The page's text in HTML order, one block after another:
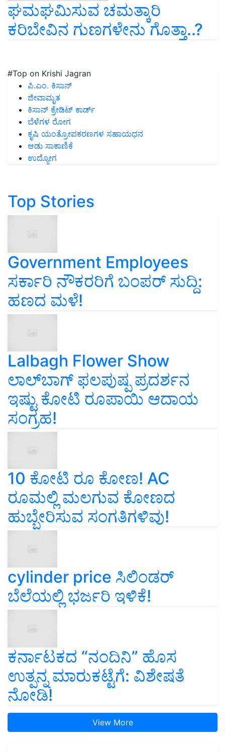
ಘಮಘಮಿಸುವ ಚಮತ್ಕಾರಿ
ಕರಿಬೇವಿನ ಗುಣಗಳೇನು ಗೊತ್ತಾ..?
#Top on Krishi Jagran
ಪಿ.ಎಂ. ಕಿಸಾನ್
ಜೀವಾಮೃತ
ಕಿಸಾನ್ ಕ್ರೇಡಿಟ್ ಕಾರ್ಡ್
ಬೆಳೆಗಳ ರೋಗ
ಕೃಷಿ ಯಂತ್ರೋಪಕರಣಗಳ ಸಹಾಯಧನ
ಆಡು ಸಾಕಾಣಿಕೆ
ಉದ್ಯೋಗ
Top Stories
Government Employees
ಸರ್ಕಾರಿ ನೌಕರರಿಗೆ ಬಂಪರ್‌ ಸುದ್ದಿ:
ಹಣದ ಮಳೆ!
Lalbagh Flower Show
ಲಾಲ್‌ಬಾಗ್ ಫಲಪುಷ್ಪ ಪ್ರದರ್ಶನ
ಇಷ್ಟು ಕೋಟಿ ರೂಪಾಯಿ ಆದಾಯ
ಸಂಗ್ರಹ!
10 ಕೋಟಿ ರೂ ಕೋಣ! AC
ರೂಮಲ್ಲಿ ಮಲಗುವ ಕೋಣದ
ಹುಬ್ಬೇರಿಸುವ ಸಂಗತಿಗಳಿವು!
cylinder price ಸಿಲಿಂಡರ್‌
ಬೆಲೆಯಲ್ಲಿ ಭರ್ಜರಿ ಇಳಿಕೆ!
ಕರ್ನಾಟಕದ “ನಂದಿನಿ” ಹೊಸ
ಉತ್ಪನ್ನ ಮಾರುಕಟ್ಟೆಗೆ: ವಿಶೇಷತೆ
ನೋಡಿ!
View More